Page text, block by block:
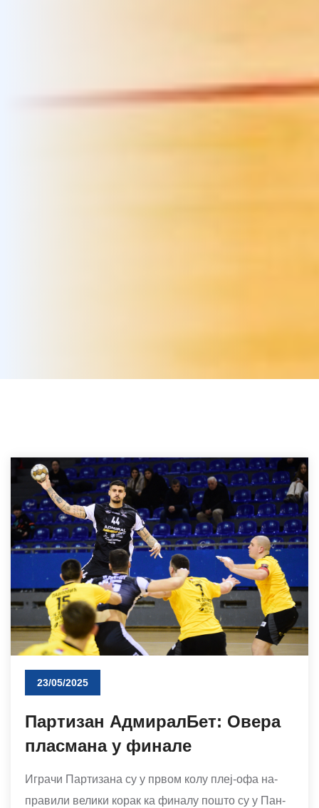
23/05/2025
Партизан АдмиралБет: Овера
пласмана у финале
Игра­чи Пар­ти­за­на су у пр­вом ко­лу плеј-офа на­
пра­ви­ли ве­ли­ки ко­рак ка фи­на­лу по­што су у Пан­